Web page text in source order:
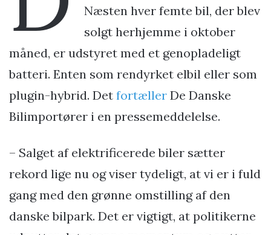
Næsten hver femte bil, der blev
solgt herhjemme i oktober
måned, er udstyret med et genopladeligt
batteri. Enten som rendyrket elbil eller som
plugin-hybrid. Det fortæller De Danske
Bilimportører i en pressemeddelelse.
– Salget af elektrificerede biler sætter
rekord lige nu og viser tydeligt, at vi er i fuld
gang med den grønne omstilling af den
danske bilpark. Det er vigtigt, at politikerne